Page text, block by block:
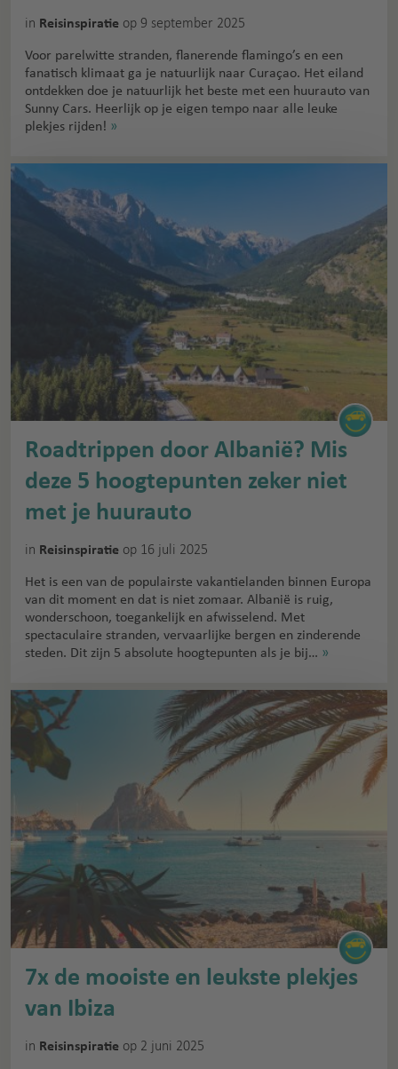
in Reisinspiratie op 9 september 2025
Voor parelwitte stranden, flanerende flamingo’s en een
fanatisch klimaat ga je natuurlijk naar Curaçao. Het eiland
ontdekken doe je natuurlijk het beste met een huurauto van
Sunny Cars. Heerlijk op je eigen tempo naar alle leuke
plekjes rijden! »
Roadtrippen door Albanië? Mis
deze 5 hoogtepunten zeker niet
met je huurauto
in Reisinspiratie op 16 juli 2025
Het is een van de populairste vakantielanden binnen Europa
van dit moment en dat is niet zomaar. Albanië is ruig,
wonderschoon, toegankelijk en afwisselend. Met
spectaculaire stranden, vervaarlijke bergen en zinderende
steden. Dit zijn 5 absolute hoogtepunten als je bij… »
7x de mooiste en leukste plekjes
van Ibiza
in Reisinspiratie op 2 juni 2025